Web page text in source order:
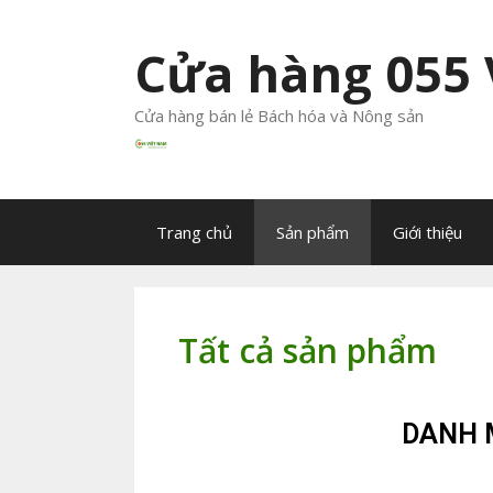
Cửa hàng
Cửa hàng bán lẻ Bách hóa và Nông sản
Trang chủ Sản phẩm Giới thiệu
Tất cả sản phẩm
DANH